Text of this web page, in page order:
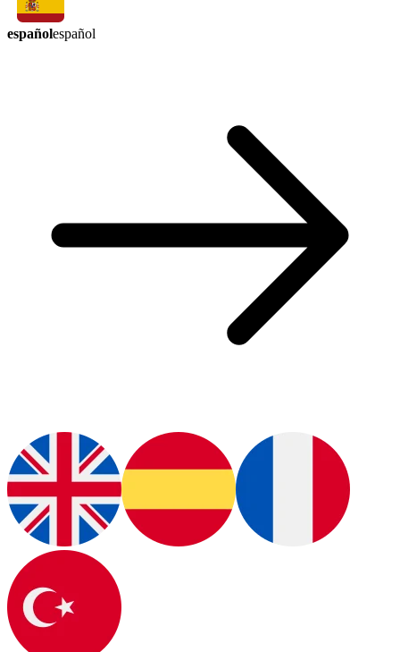
españolespañol